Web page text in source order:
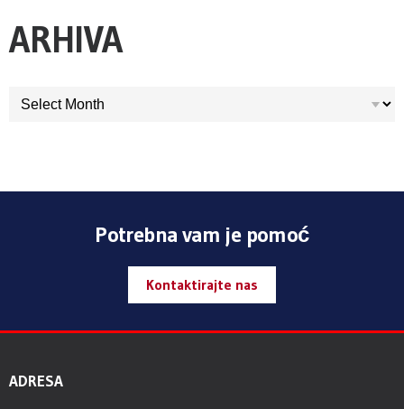
ARHIVA
ARHIVA
Potrebna vam je pomoć
Kontaktirajte nas
ADRESA